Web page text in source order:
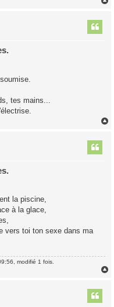
tes mains...
la piscine,
à la glace,
vers toi ton sexe dans ma
modifié 1 fois.